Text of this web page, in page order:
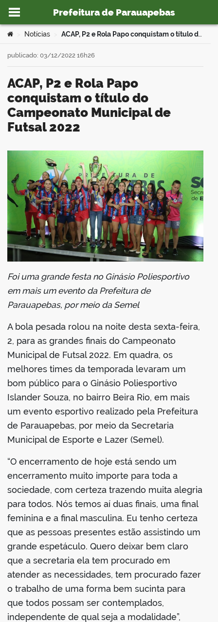
Ir para o conteúdo
Prefeitura de Parauapebas
portal
Você está aqui:
Notícias ACAP, P2 e Rola Papo conquistam o título do Campeonato Municipal de Futsal 2022
ACAP, P2 e Rola Papo
conquistam o título do
Campeonato Municipal de
Futsal 2022
publicado: 03/12/2022 16h26
Foi uma grande festa no Ginásio Poliesportivo
em mais um evento da Prefeitura de
Parauapebas, por meio da Semel
A bola pesada rolou na noite desta sexta-feira,
2, para as grandes finais do Campeonato
Municipal de Futsal 2022. Em quadra, os
melhores times da temporada levaram um
bom público para o Ginásio Poliesportivo
Islander Souza, no bairro Beira Rio, em mais
um evento esportivo realizado pela Prefeitura
de Parauapebas, por meio da Secretaria
Municipal de Esporte e Lazer (Semel).
“O encerramento de hoje está sendo um
encerramento muito importe para toda a
sociedade, com certeza trazendo muita alegria
para todos. Nós temos aí duas finais, uma final
feminina e a final masculina. Eu tenho certeza
que as pessoas presentes estão assistindo um
grande espetáculo. Quero deixar bem claro
que a secretaria ela tem procurado em
atender as necessidades, tem procurado fazer
o trabalho de uma forma bem sucinta para
que todos possam ser contemplados,
independente de qual seja a modalidade”,